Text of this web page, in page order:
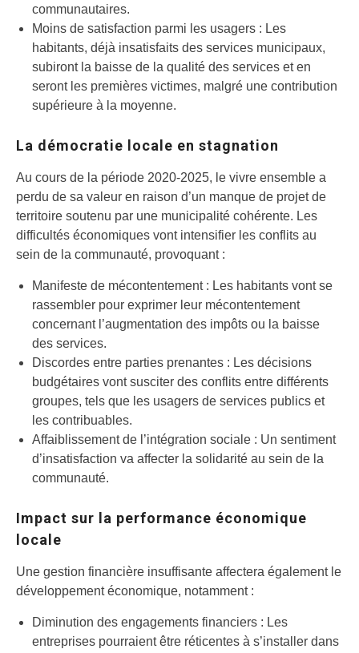
communautaires.
Moins de satisfaction parmi les usagers : Les
habitants, déjà insatisfaits des services municipaux,
subiront la baisse de la qualité des services et en
seront les premières victimes, malgré une contribution
supérieure à la moyenne.
La démocratie locale en stagnation
Au cours de la période 2020-2025, le vivre ensemble a
perdu de sa valeur en raison d’un manque de projet de
territoire soutenu par une municipalité cohérente. Les
difficultés économiques vont intensifier les conflits au
sein de la communauté, provoquant :
Manifeste de mécontentement : Les habitants vont se
rassembler pour exprimer leur mécontentement
concernant l’augmentation des impôts ou la baisse
des services.
Discordes entre parties prenantes : Les décisions
budgétaires vont susciter des conflits entre différents
groupes, tels que les usagers de services publics et
les contribuables.
Affaiblissement de l’intégration sociale : Un sentiment
d’insatisfaction va affecter la solidarité au sein de la
communauté.
Impact sur la performance économique
locale
Une gestion financière insuffisante affectera également le
développement économique, notamment :
Diminution des engagements financiers : Les
entreprises pourraient être réticentes à s’installer dans